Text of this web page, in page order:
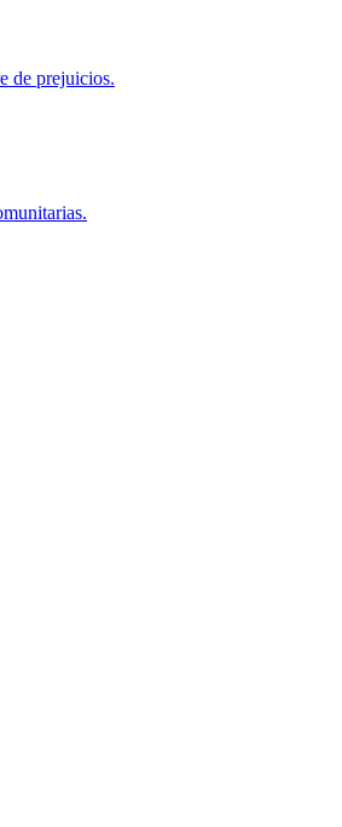
de prejuicios.